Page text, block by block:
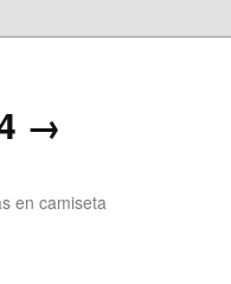
→
en camiseta